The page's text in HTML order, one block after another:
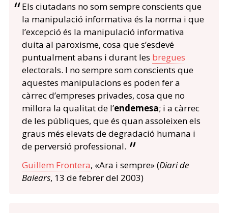
Els ciutadans no som sempre conscients que
la manipulació informativa és la norma i que
l’excepció és la manipulació informativa
duita al paroxisme, cosa que s’esdevé
puntualment abans i durant les bregues
electorals. I no sempre som conscients que
aquestes manipulacions es poden fer a
càrrec d’empreses privades, cosa que no
millora la qualitat de l’endemesa; i a càrrec
de les públiques, que és quan assoleixen els
graus més elevats de degradació humana i
de perversió professional.
Guillem Frontera, «Ara i sempre» (Diari de
Balears, 13 de febrer del 2003)